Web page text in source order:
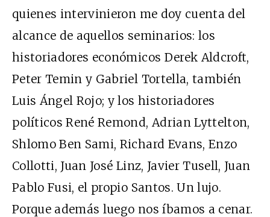
quienes intervinieron me doy cuenta del
alcance de aquellos seminarios: los
historiadores económicos Derek Aldcroft,
Peter Temin y Gabriel Tortella, también
Luis Ángel Rojo; y los historiadores
políticos René Remond, Adrian Lyttelton,
Shlomo Ben Sami, Richard Evans, Enzo
Collotti, Juan José Linz, Javier Tusell, Juan
Pablo Fusi, el propio Santos. Un lujo.
Porque además luego nos íbamos a cenar.